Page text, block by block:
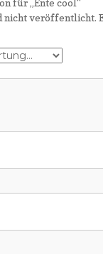
für „Ente cool“
nicht veröffentlicht.